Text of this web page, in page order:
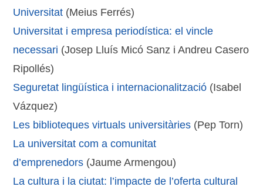
Universitat (Meius Ferrés)
Universitat i empresa periodística: el vincle
necessari (Josep Lluís Micó Sanz i Andreu Casero
Ripollés)
Seguretat lingüística i internacionalització (Isabel
Vázquez)
Les biblioteques virtuals universitàries (Pep Torn)
La universitat com a comunitat
d’emprenedors (Jaume Armengou)
La cultura i la ciutat: l’impacte de l’oferta cultural